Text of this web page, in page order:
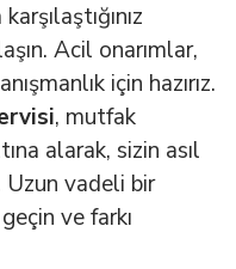
Acil onarımlar,
için hazırız.
, mutfak
alarak, sizin asıl
Uzun vadeli bir
ve farkı